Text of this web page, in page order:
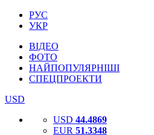
РУС
УКР
ВІДЕО
ФОТО
НАЙПОПУЛЯРНІШІ
СПЕЦПРОЕКТИ
USD
USD 44.4869
EUR 51.3348